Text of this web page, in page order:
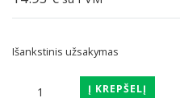
Išankstinis užsakymas
produkto
Į KREPŠELĮ